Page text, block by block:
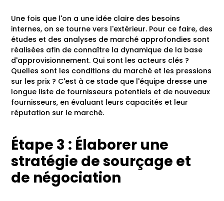
Une fois que l'on a une idée claire des besoins
internes, on se tourne vers l'extérieur. Pour ce faire, des
études et des analyses de marché approfondies sont
réalisées afin de connaître la dynamique de la base
d'approvisionnement. Qui sont les acteurs clés ?
Quelles sont les conditions du marché et les pressions
sur les prix ? C'est à ce stade que l'équipe dresse une
longue liste de fournisseurs potentiels et de nouveaux
fournisseurs, en évaluant leurs capacités et leur
réputation sur le marché.
Étape 3 : Élaborer une
stratégie de sourçage et
de négociation